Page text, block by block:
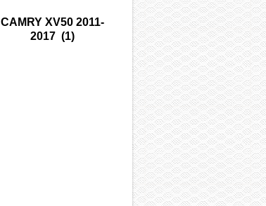
CAMRY XV50 2011-
2017 (1)